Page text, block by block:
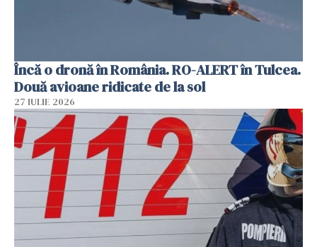
Încă o dronă în România. RO-ALERT în Tulcea.
Două avioane ridicate de la sol
27 IULIE 2026